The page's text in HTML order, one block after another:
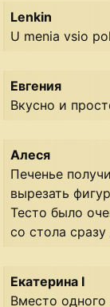
Lenkin
U menia vsio
Евгения
Вкусно и
Алеся
Печенье
вырезать
Тесто было
со стола
Екатерина I
Вместо одного